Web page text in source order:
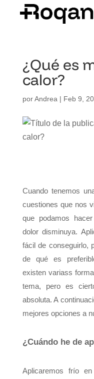
¿Qué es
calor?
porAndrea | Feb 9,
Cuando tenemos
cuestiones que nos
que podamos
dolor disminuya.
fácil de conseguirlo,
de qué es
existen variass
tema, pero es
absoluta. A
mejores opciones a
¿Cuándo he de
Aplicaremos frío